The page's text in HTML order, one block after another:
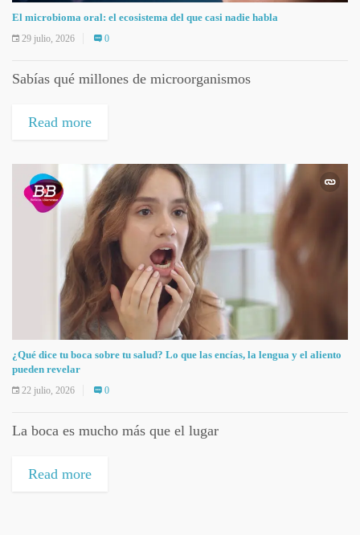
El microbioma oral: el ecosistema del que casi nadie habla
29 julio, 2026 0
Sabías qué millones de microorganismos
Read more
¿Qué dice tu boca sobre tu salud? Lo que las encías, la lengua y el aliento
pueden revelar
22 julio, 2026 0
La boca es mucho más que el lugar
Read more